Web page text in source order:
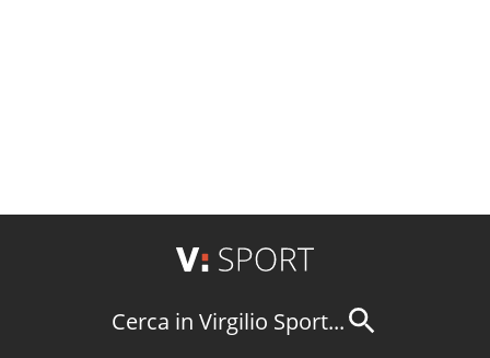
Cerca in Virgilio Sport...